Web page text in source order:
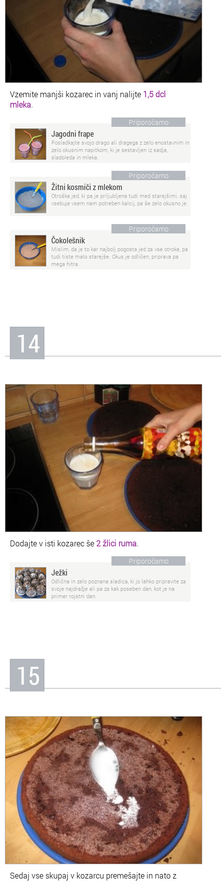
Vzemite manjši kozarec in vanj nalijte 1,5 dcl
mleka.
Priporočamo
Jagodni frape
Posladkajte svojo drago ali dragega z zelo enostavnim in
zelo okusnim napitkom, ki je sestavljen iz sadja,
sladoleda in mleka.
Priporočamo
Žitni kosmiči z mlekom
Otroška jed, ki pa je priljubljena tudi med starejšimi, saj
vsebuje vsem nam potreben kalcij, pa še zelo okusno je.
Priporočamo
Čokolešnik
Mislim, da je to kar najbolj pogosta jed za vse otroke, pa
tudi tiste malo starejše. Okus je odličen, priprava pa
mega hitra.
14
Dodajte v isti kozarec še 2 žlici ruma.
Priporočamo
Ježki
Odlična in zelo poznana sladica, ki jo lahko pripravite za
svoje najdražje ali pa za kak poseben dan, kot je na
primer rojstni dan.
15
Sedaj vse skupaj v kozarcu premešajte in nato z